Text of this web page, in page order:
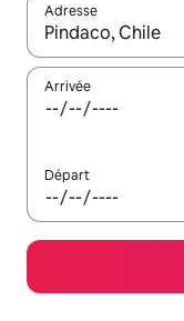
Adresse
Lorsque les
Arrivée
Départ